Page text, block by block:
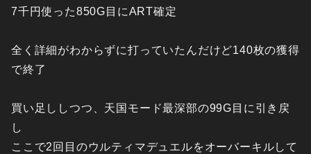
7千円使った850G目にART確定
全く詳細がわからずに打っていたんだけど140枚の獲得
で終了
買い足ししつつ、天国モード最深部の99G目に引き戻
し
ここで2回目のウルティマデュエルをオーバーキルして